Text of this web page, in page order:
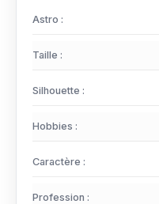
Astro :
Taille :
Silhouette :
Hobbies :
Caractère :
Profession :